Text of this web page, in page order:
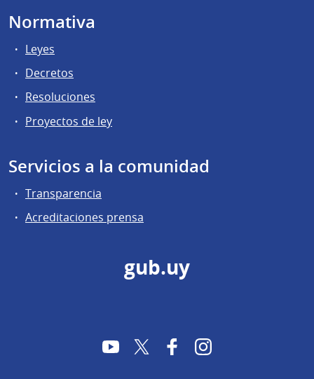
Normativa
Leyes
Decretos
Resoluciones
Proyectos de ley
Servicios a la comunidad
Transparencia
Acreditaciones prensa
gub.uy
YouTubeTwitter FacebookInstagram